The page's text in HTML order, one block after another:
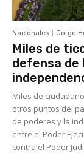
Nacionales Jorge
Miles de
defensa de
Miles de
otros puntos del
de poderes y la
entre el Poder
contra el Poder